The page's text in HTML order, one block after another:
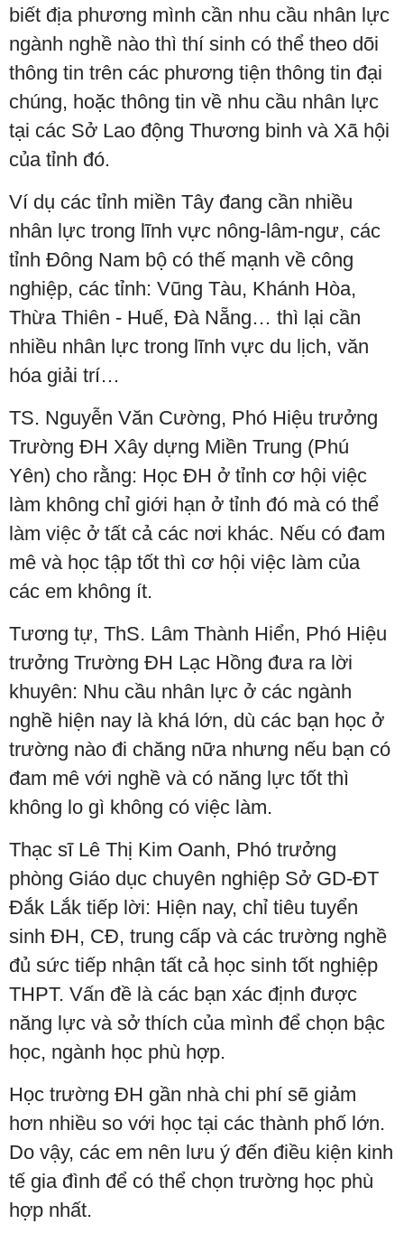
biết địa phương mình cần nhu cầu nhân lực
ngành nghề nào thì thí sinh có thể theo dõi
thông tin trên các phương tiện thông tin đại
chúng, hoặc thông tin về nhu cầu nhân lực
tại các Sở Lao động Thương binh và Xã hội
của tỉnh đó.
Ví dụ các tỉnh miền Tây đang cần nhiều
nhân lực trong lĩnh vực nông-lâm-ngư, các
tỉnh Đông Nam bộ có thế mạnh về công
nghiệp, các tỉnh: Vũng Tàu, Khánh Hòa,
Thừa Thiên - Huế, Đà Nẵng… thì lại cần
nhiều nhân lực trong lĩnh vực du lịch, văn
hóa giải trí…
TS. Nguyễn Văn Cường, Phó Hiệu trưởng
Trường ĐH Xây dựng Miền Trung (Phú
Yên) cho rằng: Học ĐH ở tỉnh cơ hội việc
làm không chỉ giới hạn ở tỉnh đó mà có thể
làm việc ở tất cả các nơi khác. Nếu có đam
mê và học tập tốt thì cơ hội việc làm của
các em không ít.
Tương tự, ThS. Lâm Thành Hiển, Phó Hiệu
trưởng Trường ĐH Lạc Hồng đưa ra lời
khuyên: Nhu cầu nhân lực ở các ngành
nghề hiện nay là khá lớn, dù các bạn học ở
trường nào đi chăng nữa nhưng nếu bạn có
đam mê với nghề và có năng lực tốt thì
không lo gì không có việc làm.
Thạc sĩ Lê Thị Kim Oanh, Phó trưởng
phòng Giáo dục chuyên nghiệp Sở GD-ĐT
Đắk Lắk tiếp lời: Hiện nay, chỉ tiêu tuyển
sinh ĐH, CĐ, trung cấp và các trường nghề
đủ sức tiếp nhận tất cả học sinh tốt nghiệp
THPT. Vấn đề là các bạn xác định được
năng lực và sở thích của mình để chọn bậc
học, ngành học phù hợp.
Học trường ĐH gần nhà chi phí sẽ giảm
hơn nhiều so với học tại các thành phố lớn.
Do vậy, các em nên lưu ý đến điều kiện kinh
tế gia đình để có thể chọn trường học phù
hợp nhất.